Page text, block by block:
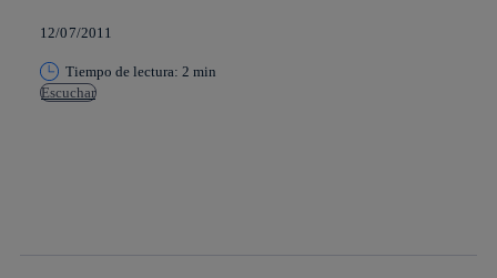
12/07/2011
Tiempo de lectura: 2 min
Escuchar